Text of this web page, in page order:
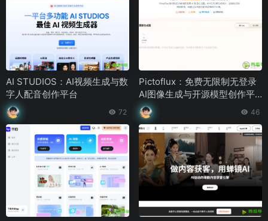
AI STUDIOS：AI视频生成与数
字人配音创作平台
72
Pictoflux：免费无限制无登录
AI图像生成与开源模型创作平
台
46